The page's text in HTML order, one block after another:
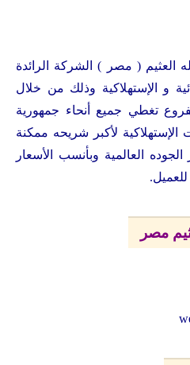
العثيم ( مصر ) الشركة الرائدة
و الإستهلاكية وذلك من خلال
تغطي جميع أنحاء جمهورية
الإستهلاكية لأكبر شريحه ممكنة
العالمية وبأنسب الأسعار
مصر